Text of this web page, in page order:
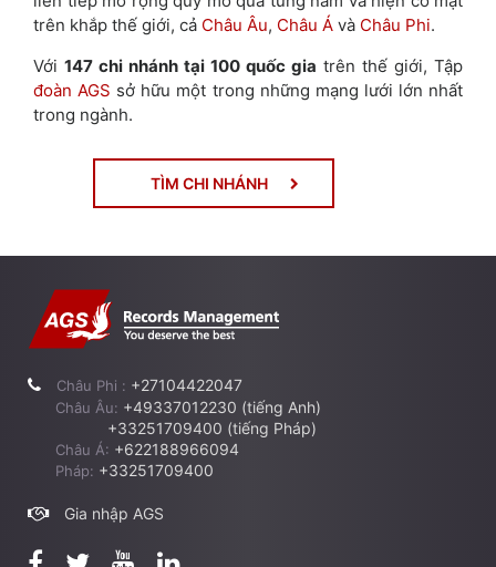
trên khắp thế giới, cả Châu Âu, Châu Á và Châu Phi.
Với 147 chi nhánh tại 100 quốc gia trên thế giới, Tập
đoàn AGS sở hữu một trong những mạng lưới lớn nhất
trong ngành.
TÌM CHI NHÁNH
Châu Phi : +27104422047
Châu Âu: +49337012230 (tiếng Anh)
+33251709400 (tiếng Pháp)
Châu Á: +622188966094
Pháp: +33251709400
Gia nhập AGS